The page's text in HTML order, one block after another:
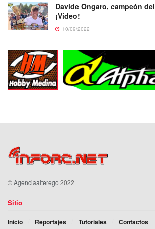
Davide Ongaro, campeón
¡Video!
10/09/2022
©Agenciaalterego 2022
Sitio
Inicio Reportajes Tutoriales Contactos